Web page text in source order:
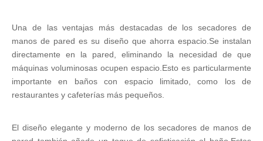
Una de las ventajas más destacadas de los secadores de
manos de pared es su diseño que ahorra espacio.Se instalan
directamente en la pared, eliminando la necesidad de que
máquinas voluminosas ocupen espacio.Esto es particularmente
importante en baños con espacio limitado, como los de
restaurantes y cafeterías más pequeños.
El diseño elegante y moderno de los secadores de manos de